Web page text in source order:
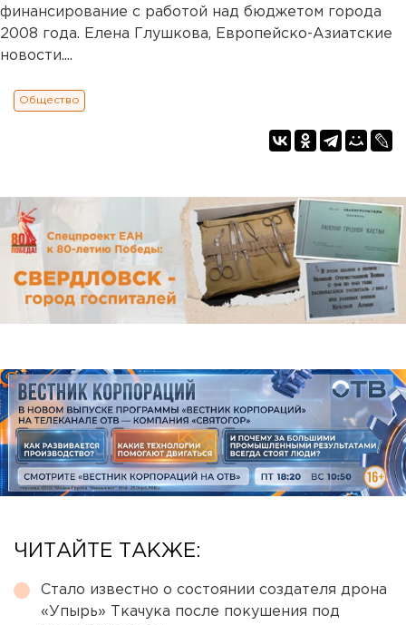
финансирование с работой над бюджетом города
2008 года. Елена Глушкова, Европейско-Азиатские
новости....
Общество
ЧИТАЙТЕ ТАКЖЕ:
Стало известно о состоянии создателя дрона
«Упырь» Ткачука после покушения под